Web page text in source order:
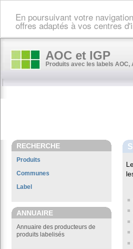
En poursuivant votre
offres adaptés à vos centres
AOC et IGP
Produits avec les labels AOC,
RECHERCHE
Produits
Communes
Label
ANNUAIRE
Annuaire des producteurs de
produits labelisés